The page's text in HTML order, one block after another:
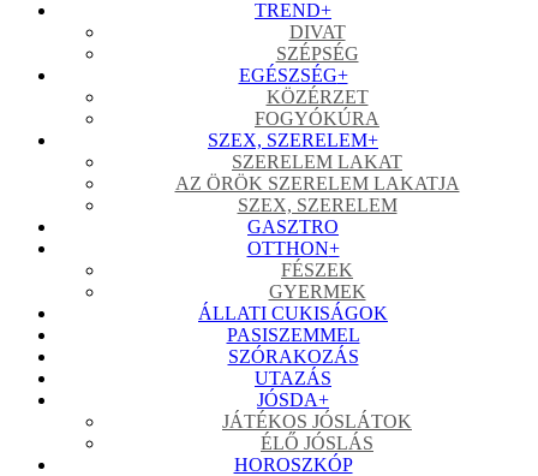
TREND+
DIVAT
SZÉPSÉG
EGÉSZSÉG+
KÖZÉRZET
FOGYÓKÚRA
SZEX, SZERELEM+
SZERELEM LAKAT
AZ ÖRÖK SZERELEM LAKATJA
SZEX, SZERELEM
GASZTRO
OTTHON+
FÉSZEK
GYERMEK
ÁLLATI CUKISÁGOK
PASISZEMMEL
SZÓRAKOZÁS
UTAZÁS
JÓSDA+
JÁTÉKOS JÓSLÁTOK
ÉLŐ JÓSLÁS
HOROSZKÓP